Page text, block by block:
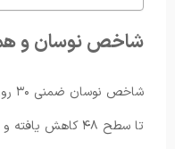
شاخص نوسان و
تا سطح ۴۸ کاهش